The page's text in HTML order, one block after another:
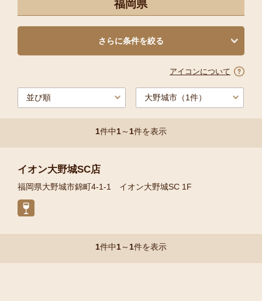
福岡県
さらに条件を絞る
1件中1～1件を表示
アイコンについて
イオン大野城SC店
福岡県大野城市錦町4-1-1 イオン大野城SC 1F
1件中1～ 1件を表示